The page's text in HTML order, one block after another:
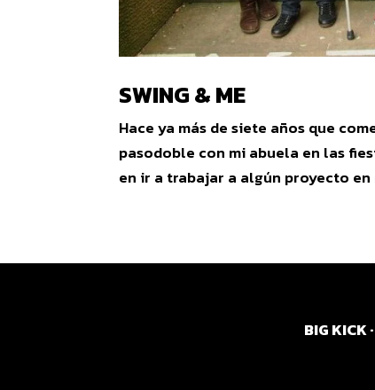
SWING & ME
Hace ya más de siete años que
pasodoble con mi abuela en las
en ir a trabajar a algún proyecto
BIG